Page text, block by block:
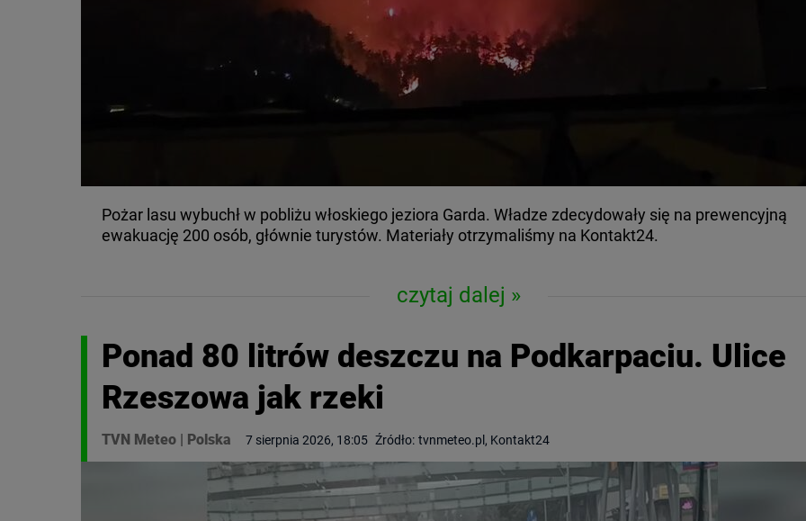
czytaj dalej
Pożar lasu wybuchł w pobliżu włoskiego jeziora Garda. Władze zdecydowały się na prewencyjną
ewakuację 200 osób, głównie turystów. Materiały otrzymaliśmy na Kontakt24.
Ponad 80 litrów deszczu na Podkarpaciu. Ulice
Rzeszowa jak rzeki
TVN Meteo | Polska 7 sierpnia 2026, 18:05 Źródło: tvnmeteo.pl, Kontakt24